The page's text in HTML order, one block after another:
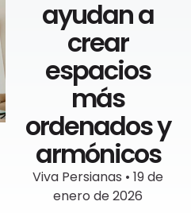
ayudan a
crear
espacios
más
ordenados y
armónicos
Viva Persianas • 19 de
enero de 2026